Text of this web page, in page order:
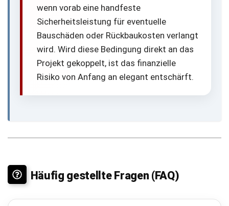
wenn vorab eine handfeste
Sicherheitsleistung für eventuelle
Bauschäden oder Rückbaukosten verlangt
wird. Wird diese Bedingung direkt an das
Projekt gekoppelt, ist das finanzielle
Risiko von Anfang an elegant entschärft.
Häufig gestellte Fragen (FAQ)